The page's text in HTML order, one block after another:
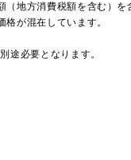
地方消費税額を含む）を
が混在しています。
途必要となります。